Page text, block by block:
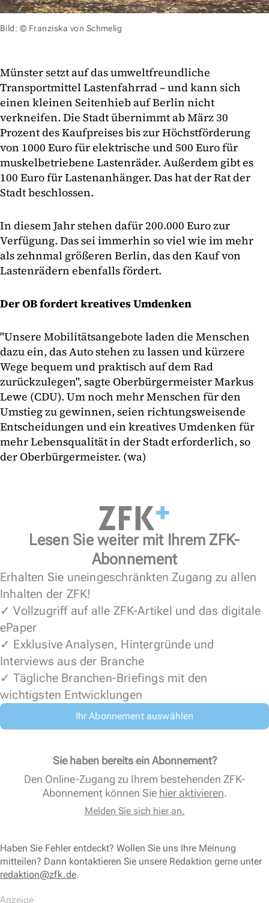
Bild: © Franziska von Schmelig
Münster setzt auf das umweltfreundliche
Transportmittel Lastenfahrrad – und kann sich
einen kleinen Seitenhieb auf Berlin nicht
verkneifen. Die Stadt übernimmt ab März 30
Prozent des Kaufpreises bis zur Höchstförderung
von 1000 Euro für elektrische und 500 Euro für
muskelbetriebene Lastenräder. Außerdem gibt es
100 Euro für Lastenanhänger. Das hat der Rat der
Stadt beschlossen.
In diesem Jahr stehen dafür 200.000 Euro zur
Verfügung. Das sei immerhin so viel wie im mehr
als zehnmal größeren Berlin, das den Kauf von
Lastenrädern ebenfalls fördert.
Der OB fordert kreatives Umdenken
"Unsere Mobilitätsangebote laden die Menschen
dazu ein, das Auto stehen zu lassen und kürzere
Wege bequem und praktisch auf dem Rad
zurückzulegen", sagte Oberbürgermeister Markus
Lewe (CDU). Um noch mehr Menschen für den
Umstieg zu gewinnen, seien richtungsweisende
Entscheidungen und ein kreatives Umdenken für
mehr Lebensqualität in der Stadt erforderlich, so
der Oberbürgermeister. (wa)
Lesen Sie weiter mit Ihrem ZFK-
Abonnement
Erhalten Sie uneingeschränkten Zugang zu allen
Inhalten der ZFK!
✓ Vollzugriff auf alle ZFK-Artikel und das digitale
ePaper
✓ Exklusive Analysen, Hintergründe und
Interviews aus der Branche
✓ Tägliche Branchen-Briefings mit den
wichtigsten Entwicklungen
Ihr Abonnement auswählen
Sie haben bereits ein Abonnement?
Den Online-Zugang zu Ihrem bestehenden ZFK-
Abonnement können Sie hier aktivieren.
Melden Sie sich hier an.
Haben Sie Fehler entdeckt? Wollen Sie uns Ihre Meinung
mitteilen? Dann kontaktieren Sie unsere Redaktion gerne unter
redaktion@zfk.de.